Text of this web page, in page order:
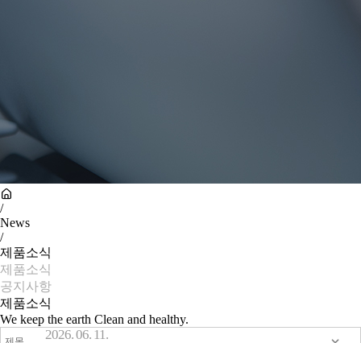
/
News
/
제품소식
제품소식
공지사항
제품소식
We keep the earth Clean and healthy.
2026. 06. 11.